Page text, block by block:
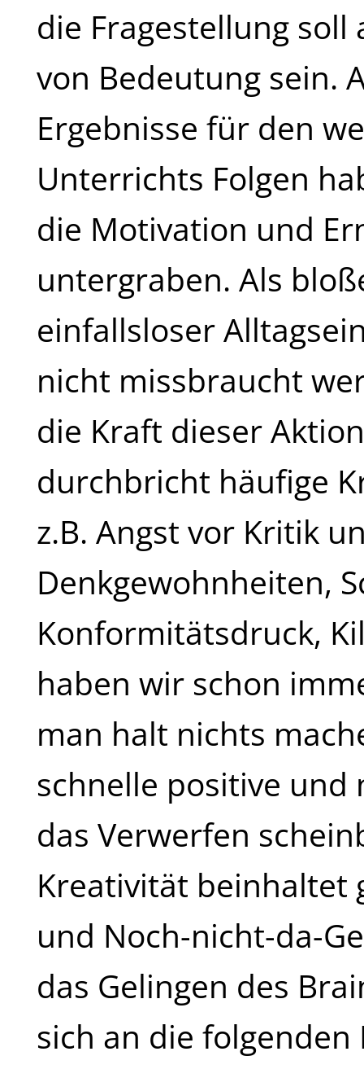
die Fragestellung soll
von Bedeutung sein.
Ergebnisse für den
Unterrichts Folgen
die Motivation und
untergraben. Als
einfallsloser
nicht missbraucht
die Kraft dieser
durchbricht häufige
z.B. Angst vor Kritik
Denkgewohnheiten,
Konformitätsdruck,
haben wir schon
man halt nichts
schnelle positive und
das Verwerfen
Kreativität beinhaltet
und Noch-nicht-da-
das Gelingen des
sich an die folgenden